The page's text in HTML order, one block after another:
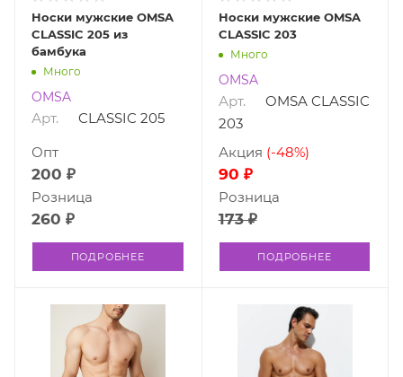
Носки мужские OMSA
CLASSIC 205 из
бамбука
Много
OMSA
Арт. CLASSIC 205
200 ₽
Опт
260 ₽
Розница
ПОДРОБНЕЕ
Носки мужские OMSA
CLASSIC 203
Много
OMSA
Арт.
OMSA CLASSIC
203
90 ₽
Акция (-48%)
173 ₽
Розница
ПОДРОБНЕЕ